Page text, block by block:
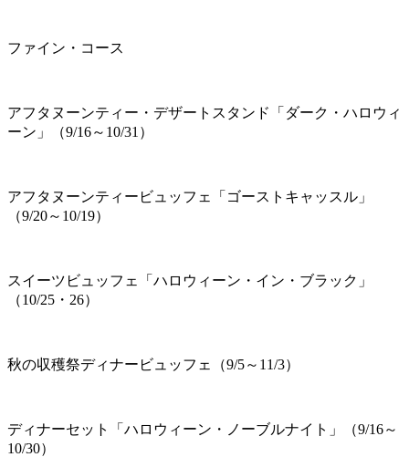
ファイン・コース
アフタヌーンティー・デザートスタンド「ダーク・ハロウィ
ーン」（9/16～10/31）
アフタヌーンティービュッフェ「ゴーストキャッスル」
（9/20～10/19）
スイーツビュッフェ「ハロウィーン・イン・ブラック」
（10/25・26）
秋の収穫祭ディナービュッフェ（9/5～11/3）
ディナーセット「ハロウィーン・ノーブルナイト」（9/16～
10/30）